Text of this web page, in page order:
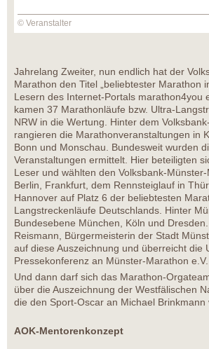
© Veranstalter
Jahrelang Zweiter, nun endlich hat der
Marathon den Titel „beliebtester Marathon
Lesern des Internet-Portals marathon4you
kamen 37 Marathonläufe bzw. Ultra-
NRW in die Wertung. Hinter dem
rangieren die Marathonveranstaltungen in
Bonn und Monschau. Bundesweit wurden
Veranstaltungen ermittelt. Hier beteiligten
Leser und wählten den Volksbank-
Berlin, Frankfurt, dem Rennsteiglauf in
Hannover auf Platz 6 der beliebtesten
Langstreckenläufe Deutschlands. Hinter
Bundesebene München, Köln und
Reismann, Bürgermeisterin der Stadt
auf diese Auszeichnung und überreicht die
Pressekonferenz an Münster-Marathon e.V.
Und dann darf sich das Marathon-
über die Auszeichnung der Westfälischen
die den Sport-Oscar an Michael Brinkmann
AOK-Mentorenkonzept